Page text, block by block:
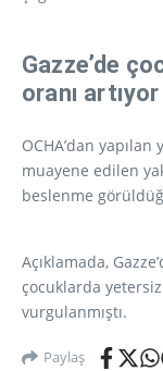
Gazze’de
oranı artıyor
OCHA’dan yapılan
muayene edilen
beslenme
Açıklamada,
çocuklarda
vurgulanmıştı.
Paylaş